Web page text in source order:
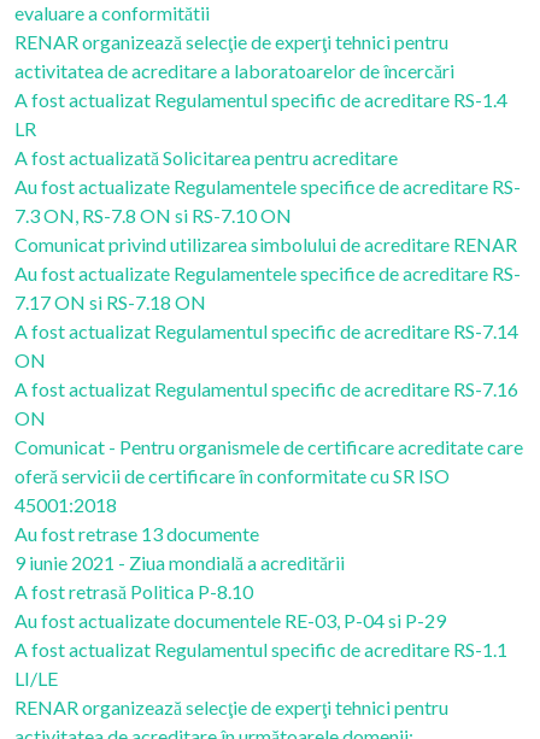
evaluare a conformitătii
RENAR organizează selecţie de experţi tehnici pentru
activitatea de acreditare a laboratoarelor de încercări
A fost actualizat Regulamentul specific de acreditare RS-1.4
LR
A fost actualizată Solicitarea pentru acreditare
Au fost actualizate Regulamentele specifice de acreditare RS-
7.3 ON, RS-7.8 ON si RS-7.10 ON
Comunicat privind utilizarea simbolului de acreditare RENAR
Au fost actualizate Regulamentele specifice de acreditare RS-
7.17 ON si RS-7.18 ON
A fost actualizat Regulamentul specific de acreditare RS-7.14
ON
A fost actualizat Regulamentul specific de acreditare RS-7.16
ON
Comunicat - Pentru organismele de certificare acreditate care
oferă servicii de certificare în conformitate cu SR ISO
45001:2018
Au fost retrase 13 documente
9 iunie 2021 - Ziua mondială a acreditării
A fost retrasă Politica P-8.10
Au fost actualizate documentele RE-03, P-04 si P-29
A fost actualizat Regulamentul specific de acreditare RS-1.1
LI/LE
RENAR organizează selecţie de experţi tehnici pentru